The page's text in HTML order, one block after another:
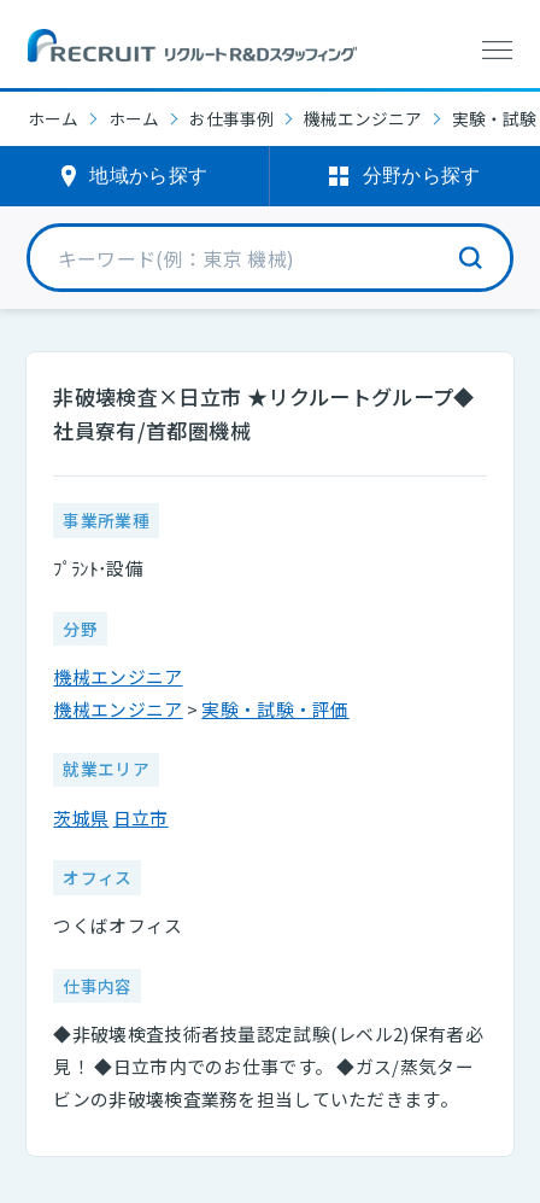
ホーム ホーム お仕事事例 機械エンジニア 実験・試
地域から探す 分野から探す
非破壊検査×日立市 ★リクルートグループ◆
社員寮有/首都圏機械
事業所業種
ﾌﾟﾗﾝﾄ･設備
分野
機械エンジニア
機械エンジニア > 実験・試験・評価
就業エリア
茨城県 日立市
オフィス
つくばオフィス
仕事内容
◆非破壊検査技術者技量認定試験(レベル2)保有者必
見！ ◆日立市内でのお仕事です。 ◆ガス/蒸気ター
ビンの非破壊検査業務を担当していただきます。